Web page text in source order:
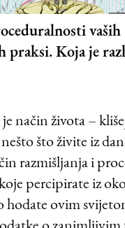
vaših
praksi. Koja je
način života –
što živite iz
razmišljanja i
percipirate iz
hodate ovim